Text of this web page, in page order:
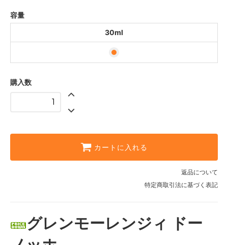
容量
30ml
購入数
カートに入れる
返品について
特定商取引法に基づく表記
グレンモーレンジィ ドー